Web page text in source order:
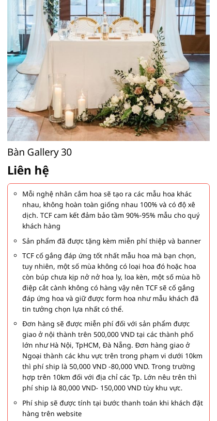
Bàn Gallery 30
Liên hệ
Mỗi nghệ nhân cắm hoa sẽ tạo ra các mẫu hoa khác
nhau, không hoàn toàn giống nhau 100% và có độ xê
dịch. TCF cam kết đảm bảo tầm 90%-95% mẫu cho quý
khách hàng
Sản phẩm đã được tặng kèm miễn phí thiệp và banner
TCF cố gắng đáp ứng tốt nhất mẫu hoa mà bạn chọn,
tuy nhiên, một số mùa không có loại hoa đó hoặc hoa
còn búp chưa kịp nở nở hoa ly, loa kèn, một số mùa hồ
điệp cắt cành không có hàng vậy nên TCF sẽ cố gắng
đáp ứng hoa và giữ được form hoa như mẫu khách đã
tin tưởng chọn lựa nhất có thể.
Đơn hàng sẽ được miễn phí đối với sản phẩm được
giao ở nội thành trên 500,000 VND tại các thành phố
lớn như Hà Nội, TpHCM, Đà Nẵng. Đơn hàng giao ở
Ngoại thành các khu vực trên trong phạm vi dưới 10km
thì phí ship là 50,000 VND -80,000 VND. Trong trường
hợp trên 10km đối với địa chỉ các Tp. Lớn nêu trên thì
phí ship là 80,000 VND- 150,000 VND tùy khu vực.
Phí ship sẽ được tính tại bước thanh toán khi khách đặt
hàng trên website